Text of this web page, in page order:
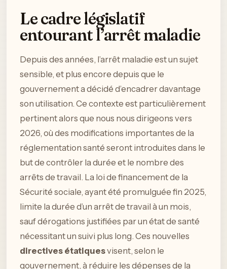
Le cadre législatif
entourant l’arrêt maladie
Depuis des années, l’arrêt maladie est un sujet
sensible, et plus encore depuis que le
gouvernement a décidé d’encadrer davantage
son utilisation. Ce contexte est particulièrement
pertinent alors que nous nous dirigeons vers
2026, où des modifications importantes de la
réglementation santé seront introduites dans le
but de contrôler la durée et le nombre des
arrêts de travail. La loi de financement de la
Sécurité sociale, ayant été promulguée fin 2025,
limite la durée d’un arrêt de travail à un mois,
sauf dérogations justifiées par un état de santé
nécessitant un suivi plus long. Ces nouvelles
directives étatiquesvisent, selon le
gouvernement, à réduire les dépenses de la